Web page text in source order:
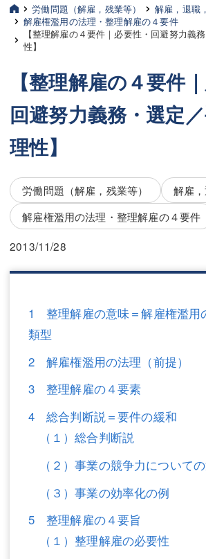
三平 聡史
酒井 博之
坂本 陽一
桶川 聡
三平 隆史
吉元 優仁
小川 祐
弁護士費用
離婚（夫婦間トラブル）
労働問題（解雇，残業等）
刑事弁護
交通事故
不動産登記
商業登記
調査・書面作成
三平 聡史
酒井 博之
坂本 陽一
桶川 聡
三平 隆史
吉元 優仁
弁護士費用
不動産
企業法務
刑事弁護
交通事故
不動産登記
商業登記
調査・書面作成
債務整理
労働問題（解雇，残業等）
解雇，退職
解雇権濫用の法理・整理解雇の４要件
【整理解雇の４要件｜必要性・回避努力義
性】
【整理解雇の４要件
回避努力義務・選定
理性】
労働問題（解雇，残業等）
解雇
解雇権濫用の法理・整理解雇の４要件
2013/11/28
1 整理解雇の意味＝解雇権濫用
類型
2 解雇権濫用の法理（前提）
3 整理解雇の４要素
4 総合判断説＝要件の緩和
（１）総合判断説
（２）事業の競争力について
（３）事業の効率化の例
5 整理解雇の４要旨
（１）整理解雇の必要性